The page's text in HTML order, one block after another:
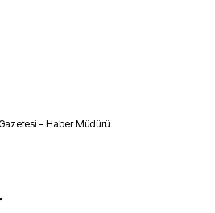
– Haber Müdürü